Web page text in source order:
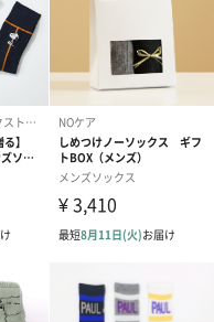
ポリウレタン5％
情報